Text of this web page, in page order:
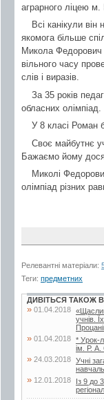
аграрного ліцею м.
Всі канікули
якомога більше
Микола Федорович
вільного часу
слів і виразів.
За 35 років
обласних олімпіад.
У 8 класі Роман
Своє майбутнє
Бажаємо йому
Миколі
олімпіад різних
Релевантні матеріали:
Теги: предметних
ДИВІТЬСЯ ТАКОЖ В
» 01.04.2018
учнів.
» 01.04.2018 * Урок-
ім. Р. А.
» 24.03.2018 Учні
» 12.01.2018
Із 9 до